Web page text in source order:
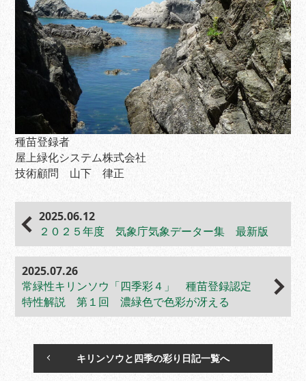
種苗登録者
屋上緑化システム株式会社
技術顧問 山下 律正
2025.06.12
２０２５年度 気象庁気象データー集 最新版
2025.07.26
常緑性キリンソウ「四季彩４」 種苗登録認定
特性解説 第１回 濃緑色で色彩が冴える
キリンソウと四季の彩り日記一覧へ